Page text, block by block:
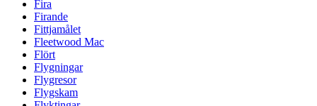
Fira
Firande
Fittjamålet
Fleetwood Mac
Flört
Flygningar
Flygresor
Flygskam